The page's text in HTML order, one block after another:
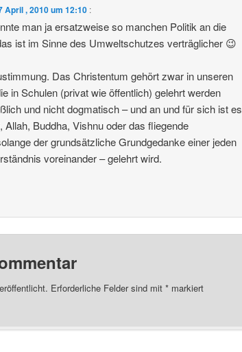
April , 2010 um 12:10 :
man ja ersatzweise so manchen Politik an die
ist im Sinne des Umweltschutzes verträglicher 😉
Das Christentum gehört zwar in unseren
in Schulen (privat wie öffentlich) gelehrt werden
und nicht dogmatisch – und an und für sich ist es
Allah, Buddha, Vishnu oder das fliegende
der grundsätzliche Grundgedanke einer jeden
voreinander – gelehrt wird.
Erforderliche Felder sind mit *markiert